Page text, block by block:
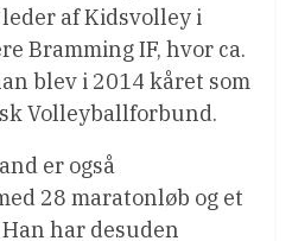
af Kidsvolley i
Bramming IF, hvor ca.
blev i 2014 kåret som
Volleyballforbund.
er også
28 maratonløb og et
har desuden